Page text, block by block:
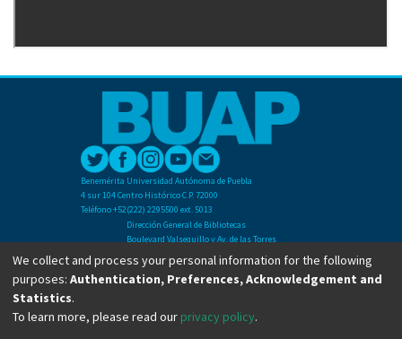
Benemérita Universidad Autónoma de Puebla
4 sur 104 Centro Histórico C.P. 72000
Teléfono +52(222) 2295500 ext. 5013
Dirección General de Bibliotecas
Boulevard Valsequillo y Av. de las Torres
Ciudad Universitaria. Col. San Manuel
C.P. 72570
Teléfono +52 (222) 2295500 Ext 2901
We collect and process your personal information for the following
purposes: Authentication, Preferences, Acknowledgement and
Statistics.
To learn more, please read our privacy policy.